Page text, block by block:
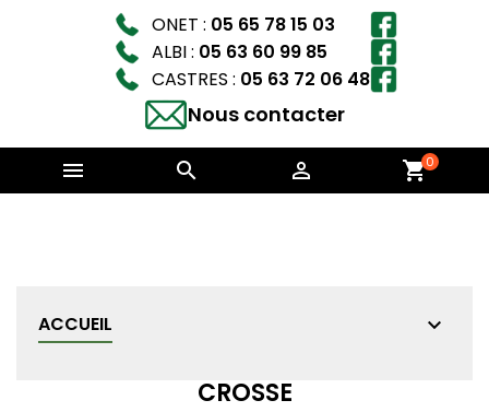
ONET : 05 65 78 15 03
ALBI : 05 63 60 99 85
CASTRES : 05 63 72 06 48
Nous contacter
   shopping_cart0
ACCUEIL
CROSSE